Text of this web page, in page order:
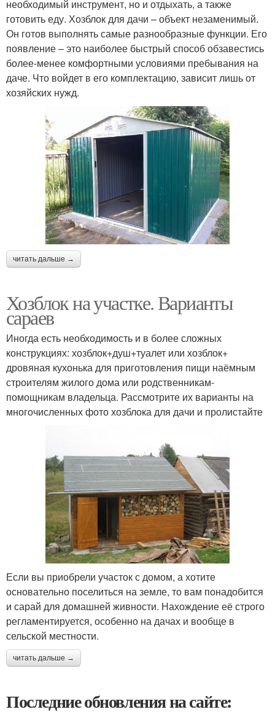
необходимый инструмент, но и отдыхать, а также
готовить еду. Хозблок для дачи – объект незаменимый.
Он готов выполнять самые разнообразные функции. Его
появление – это наиболее быстрый способ обзавестись
более-менее комфортными условиями пребывания на
даче. Что войдет в его комплектацию, зависит лишь от
хозяйских нужд.
читать дальше →
Хозблок на участке. Варианты
сараев
Иногда есть необходимость и в более сложных
конструкциях: хозблок+душ+туалет или хозблок+
дровяная кухонька для приготовления пищи наёмным
строителям жилого дома или родственникам-
помощникам владельца. Рассмотрите их варианты на
многочисленных фото хозблока для дачи и пролистайте
Если вы приобрели участок с домом, а хотите
основательно поселиться на земле, то вам понадобится
и сарай для домашней живности. Нахождение её строго
регламентируется, особенно на дачах и вообще в
сельской местности.
читать дальше →
Последние обновления на сайте: